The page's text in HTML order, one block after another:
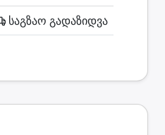
საგზაო გადაზიდვა